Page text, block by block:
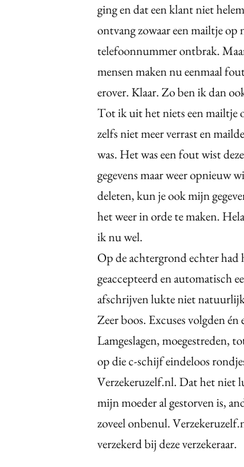
ging en dat een klant niet
ontvang zowaar een mailtje op
telefoonnummer ontbrak.
mensen maken nu eenmaal
erover. Klaar. Zo ben ik dan
Tot ik uit het niets een mailtje
zelfs niet meer verrast en
was. Het was een fout wist
gegevens maar weer opnieuw
deleten, kun je ook mijn
het weer in orde te maken.
ik nu wel.
Op de achtergrond echter
geaccepteerd en automatisch
afschrijven lukte niet
Zeer boos. Excuses volgden
Lamgeslagen, moegestreden,
op die c-schijf eindeloos
Verzekeruzelf.nl. Dat het niet
mijn moeder al gestorven is,
zoveel onbenul.
verzekerd bij deze verzekeraar.